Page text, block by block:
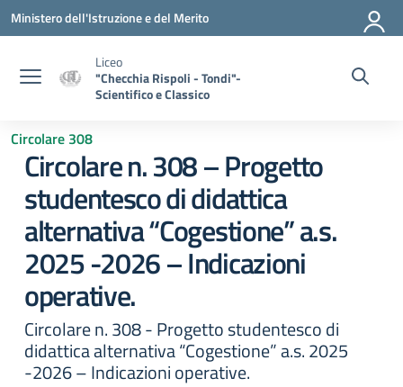
Vai ai contenuti
Vai al menu di navigazione
Vai al footer
Ministero dell'Istruzione e del Merito
Liceo
"Checchia Rispoli - Tondi"-
Scientifico e Classico
Circolare 308
Circolare n. 308 – Progetto
studentesco di didattica
alternativa “Cogestione” a.s.
2025 -2026 – Indicazioni
operative.
Circolare n. 308 - Progetto studentesco di
didattica alternativa “Cogestione” a.s. 2025
-2026 – Indicazioni operative.